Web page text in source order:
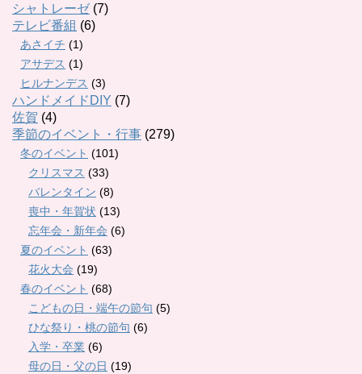
シャトレーゼ(7)
テレビ番組 (6)
あさイチ (1)
アサデス (1)
ヒルナンデス (3)
ハンドメイドDIY (7)
佐賀 (4)
季節のイベント・行事 (279)
冬のイベント (101)
クリスマス (33)
バレンタイン (8)
喪中・年賀状 (13)
忘年会・新年会 (6)
夏のイベント (63)
花火大会 (19)
春のイベント (68)
こどもの日・端午の節句 (5)
ひな祭り・桃の節句 (6)
入学・卒業 (6)
母の日・父の日 (19)